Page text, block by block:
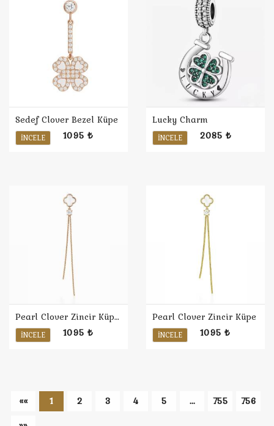
Sedef Clover Bezel Küpe
İNCELE 1095 ₺
Lucky Charm
İNCELE 2085 ₺
Pearl Clover Zincir Küpe / Rose
İNCELE 1095 ₺
Pearl Clover Zincir Küpe
İNCELE 1095 ₺
«« 1 2 3 4 5 ... 755
756